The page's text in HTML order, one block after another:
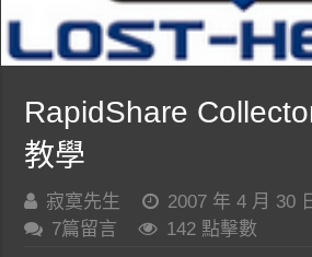
RapidShare
教學
寂寞先生 2007 年 4 月 30
7篇留言
142 點擊數